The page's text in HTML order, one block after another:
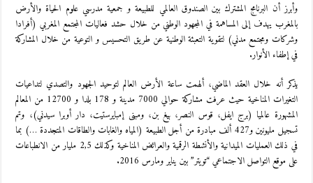
وأبرز أن البرنامج المشترك بين الصندوق العالمي للطبيعة و جمعية مدرسي علوم الحياة والأرض
بالمغرب يهدف إلى المساهمة في المجهود الوطني من خلال حشد فعاليات المجتمع المغربي (أفرادا
وشركات ومجتمع مدني) لتقوية التعبئة الوطنية عن طريق التحسيس و التوعية من خلال المشاركة
في إطفاء الأنوار.
يذكر أنه خلال العقد الماضي، ألهمت ساعة الأرض العالم لتوحيد الجهود والتصدي لتداعيات
التغيرات المناخية حيث عرفت مشاركة حوالي 7000 مدينة و 178 بلدا و 12700 من المعالم
المشهورة عالميا (برج ايفل، قوس النصر، بيغ بن، ومبنى إمبايرستيت، دار أوبرا سيدني)، وتم
تسجيل مليونين و427 ألف مبادرة من أجل الطبيعة (المياه والغابات والطاقات المتجددة …) بما
في ذلك العمليات الميدانية والأنشطة الرقمية والعرائض المناخية وكذلك 2,5 مليار من الانطباعات
على موقع التواصل الاجتماعي “تويتر” بين يناير ومارس 2016.